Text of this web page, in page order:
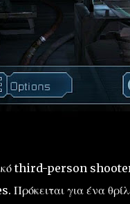
third-person shooter
Πρόκειται για ένα